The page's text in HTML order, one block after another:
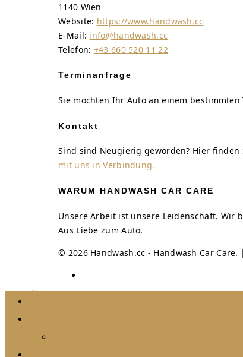
1140 Wien
Website: https://www.handwash.cc
E-Mail: info@handwash.cc
Telefon: +43 660 520 11 22
Terminanfrage
Sie möchten Ihr Auto an einem
Kontakt
Sind sind Neugierig geworden? Hier
mit uns in Verbindung.
WARUM HANDWASH CAR CARE
Unsere Arbeit ist unsere Leidenschaft. Wir
Aus Liebe zum Auto.
© 2026 Handwash.cc - Handwash Car Care. |